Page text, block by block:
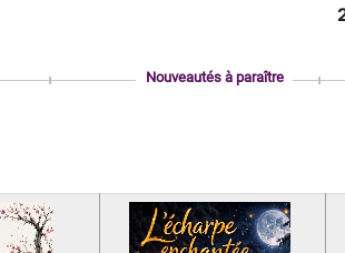
Nouveautés à paraître